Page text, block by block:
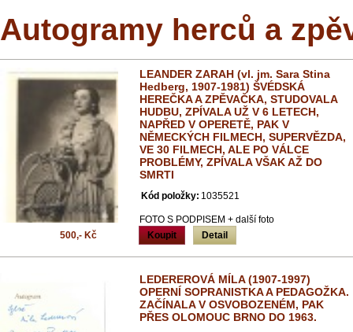
Autogramy herců a
LEANDER ZARAH (vl. jm. Sara Stina
Hedberg, 1907-1981) ŠVÉDSKÁ
HEREČKA A ZPĚVAČKA, STUDOVALA
HUDBU, ZPÍVALA UŽ V 6 LETECH,
NAPŘED V OPERETĚ, PAK V
NĚMECKÝCH FILMECH, SUPERVĚZDA,
VE 30 FILMECH, ALE PO VÁLCE
PROBLÉMY, ZPÍVALA VŠAK AŽ DO
SMRTI
Kód položky: 1035521
FOTO S PODPISEM + další foto
Koupit
Detail
500,- Kč
LEDEREROVÁ MÍLA (1907-1997)
OPERNÍ SOPRANISTKA A PEDAGOŽKA.
ZAČÍNALA V OSVOBOZENÉM, PAK
PŘES OLOMOUC BRNO DO 1963.